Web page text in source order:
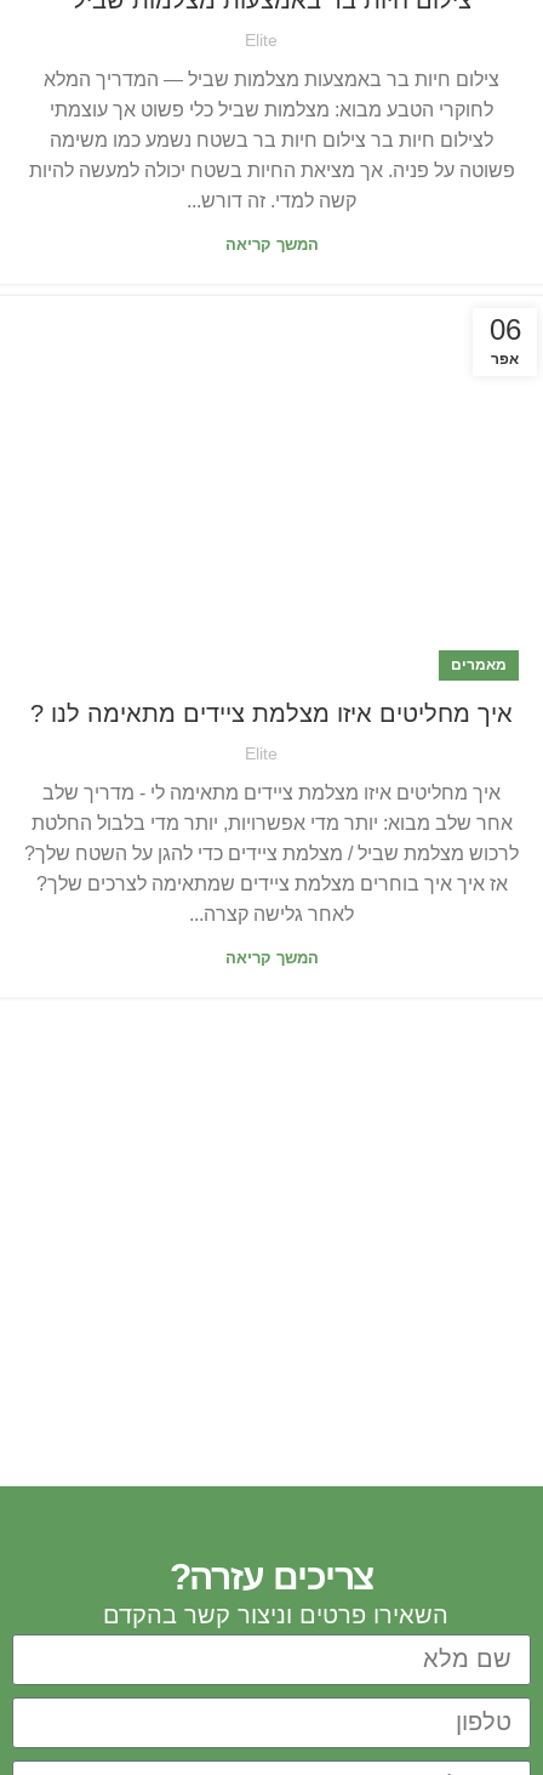
Elite
צילום חיות בר באמצעות מצלמות שביל — המדריך המלא
לחוקרי הטבע מבוא: מצלמות שביל כלי פשוט אך עוצמתי
לצילום חיות בר צילום חיות בר בשטח נשמע כמו משימה
פשוטה על פניה. אך מציאת החיות בשטח יכולה למעשה להיות
קשה למדי. זה דורש...
המשך קריאה
06
אפר
מאמרים
איך מחליטים איזו מצלמת ציידים מתאימה לנו ?
Elite
איך מחליטים איזו מצלמת ציידים מתאימה לי - מדריך שלב
אחר שלב מבוא: יותר מדי אפשרויות, יותר מדי בלבול החלטת
לרכוש מצלמת שביל / מצלמת ציידים כדי להגן על השטח שלך?
אז איך איך בוחרים מצלמת ציידים שמתאימה לצרכים שלך?
לאחר גלישה קצרה...
המשך קריאה
צריכים עזרה?
השאירו פרטים וניצור קשר בהקדם